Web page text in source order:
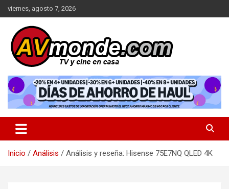
Saltar
al
contenido
viernes, agosto 7, 2026
AVMonde.com | Descubre las
Últimas Pruebas en Televisores
y Cine en Casa
Inicio Análisis Análisis y reseña: Hisense 75E7NQ QLED 4K